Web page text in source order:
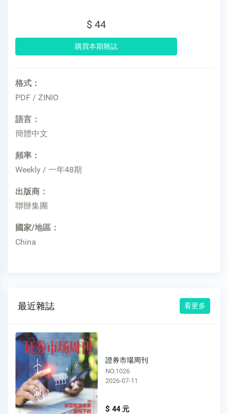
$ 44
格式：
PDF / ZINIO
語言：
簡體中文
頻率：
Weekly / 一年48期
出版商：
聯辦集團
國家/地區：
China
最近雜誌 看更多
證券市場周刊
NO.1026
2026-07-11
$ 44 元